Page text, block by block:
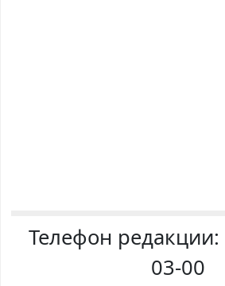
Телефон редакции:
03-00